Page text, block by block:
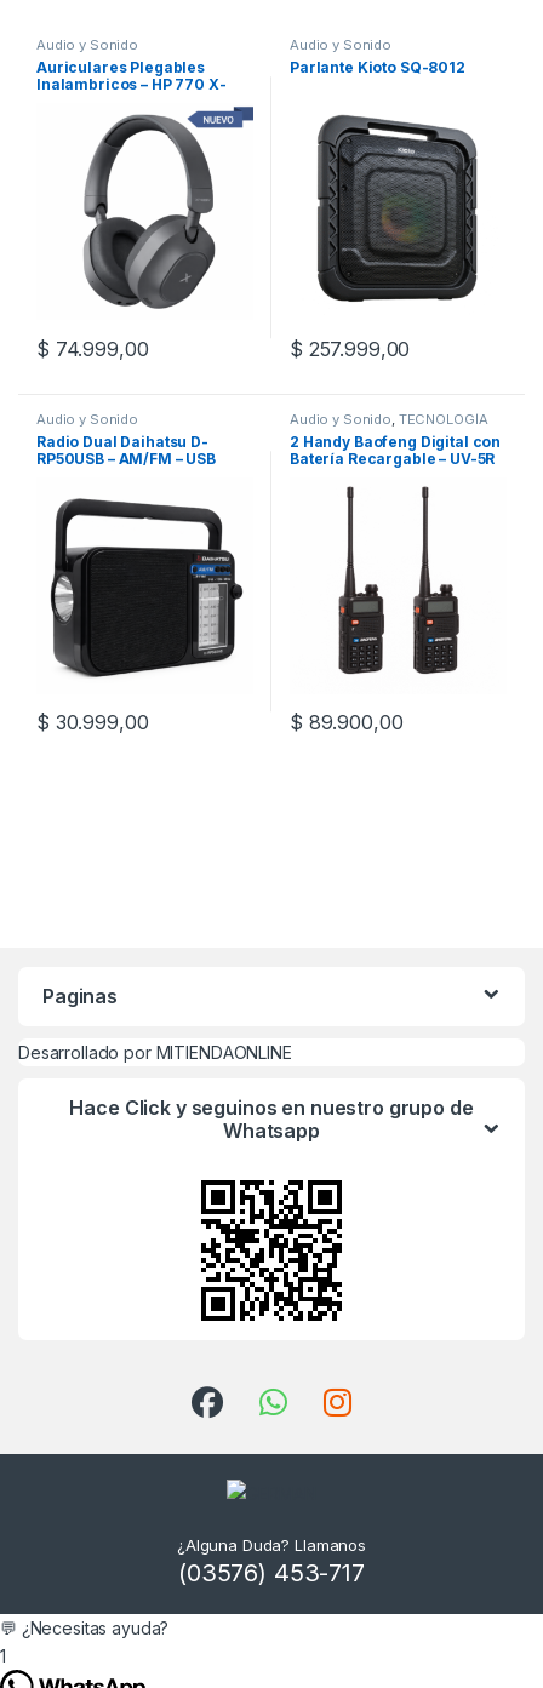
Audio y Sonido
Auriculares Plegables
Inalambricos – HP 770 X-
$ 74.999,00
Audio y Sonido
Parlante Kioto SQ-8012
$ 257.999,00
Audio y Sonido
Radio Dual Daihatsu D-
RP50USB – AM/FM – USB
$ 30.999,00
Audio y Sonido, TECNOLOGÍA
2 Handy Baofeng Digital con
Batería Recargable – UV-5R
$ 89.900,00
Paginas
Desarrollado por MITIENDAONLINE
Hace Click y seguinos en nuestro grupo de
Whatsapp
¿Alguna Duda? Llamanos
(03576) 453-717
💬 ¿Necesitas ayuda?
1